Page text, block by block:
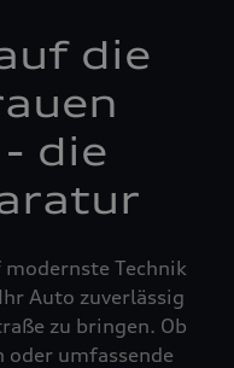
die
die
modernste Technik
Auto zuverlässig
zu bringen. Ob
oder umfassende